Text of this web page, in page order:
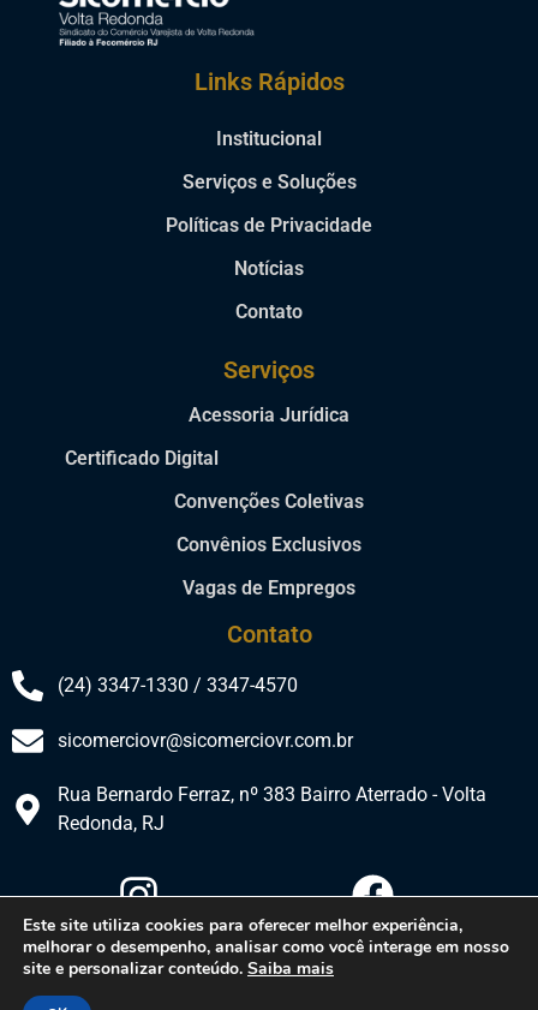
Links Rápidos
Institucional
Serviços e Soluções
Políticas de Privacidade
Notícias
Contato
Serviços
Acessoria Jurídica
Certificado Digital
Convenções Coletivas
Convênios Exclusivos
Vagas de Empregos
Contato
(24) 3347-1330 / 3347-4570
sicomerciovr@sicomerciovr.com.br
Rua Bernardo Ferraz, nº 383 Bairro Aterrado - Volta
Redonda, RJ​
Este site utiliza cookies para oferecer melhor experiência,
melhorar o desempenho, analisar como você interage em nosso
site e personalizar conteúdo. Saiba mais